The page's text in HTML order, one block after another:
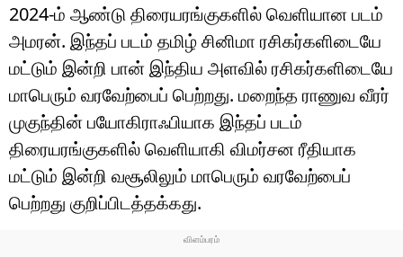
2024-ம் ஆண்டு திரையரங்குகளில் வெளியான படம்
அமரன். இந்தப் படம் தமிழ் சினிமா ரசிகர்களிடையே
மட்டும் இன்றி பான் இந்திய அளவில் ரசிகர்களிடையே
மாபெரும் வரவேற்பைப் பெற்றது. மறைந்த ராணுவ வீரர்
முகுந்தின் பயோகிராஃபியாக இந்தப் படம்
திரையரங்குகளில் வெளியாகி விமர்சன ரீதியாக
மட்டும் இன்றி வசூலிலும் மாபெரும் வரவேற்பைப்
பெற்றது குறிப்பிடத்தக்கது.